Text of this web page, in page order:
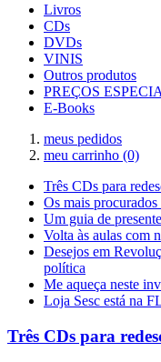
Livros
CDs
DVDs
VINIS
Outros produtos
PREÇOS
E-Books
meus pedidos
meu carrinho (0)
Três CDs para
Os mais
Um guia de
Volta às aulas com
Desejos em
política
Me aqueça neste
Loja Sesc está na
Três CDs para